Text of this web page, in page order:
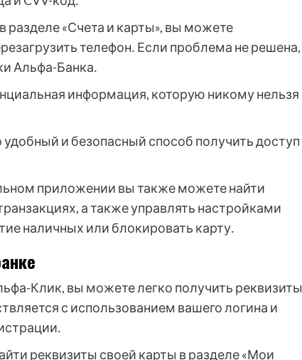
разделе «Счета и карты», вы можете
телефон․ Если проблема не решена,
Альфа-Банка․
информация, которую никому нельзя
и безопасный способ получить доступ
приложении вы также можете найти
а также управлять настройками
наличных или блокировать карту․
Клик, вы можете легко получить реквизиты
с использованием вашего логина и
реквизиты своей карты в разделе «Мои